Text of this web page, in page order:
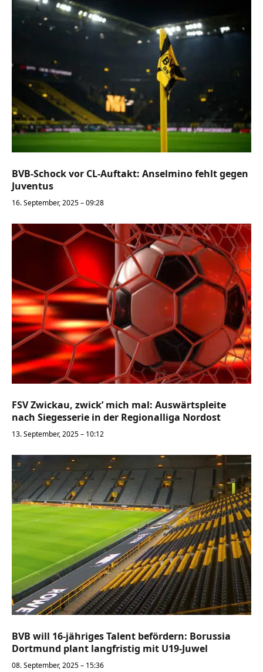
BVB-Schock vor CL-Auftakt: Anselmino fehlt gegen
Juventus
16. September, 2025 – 09:28
FSV Zwickau, zwick’ mich mal: Auswärtspleite
nach Siegesserie in der Regionalliga Nordost
13. September, 2025 – 10:12
BVB will 16-jähriges Talent befördern: Borussia
Dortmund plant langfristig mit U19-Juwel
08. September, 2025 – 15:36